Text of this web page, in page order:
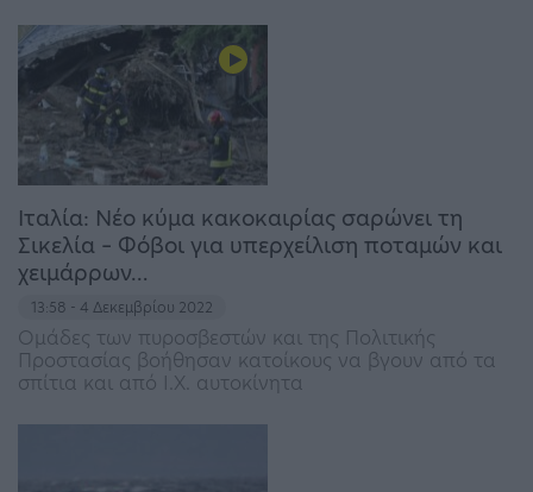
Ιταλία: Νέο κύμα κακοκαιρίας σαρώνει τη
Σικελία – Φόβοι για υπερχείλιση ποταμών και
χειμάρρων…
13:58 - 4 Δεκεμβρίου 2022
Ομάδες των πυροσβεστών και της Πολιτικής
Προστασίας βοήθησαν κατοίκους να βγουν από τα
σπίτια και από Ι.Χ. αυτοκίνητα